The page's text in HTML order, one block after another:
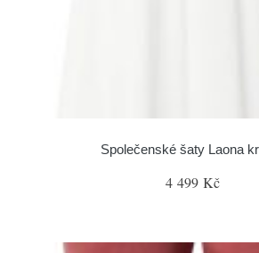
Společenské šaty Laona
4 499 Kč